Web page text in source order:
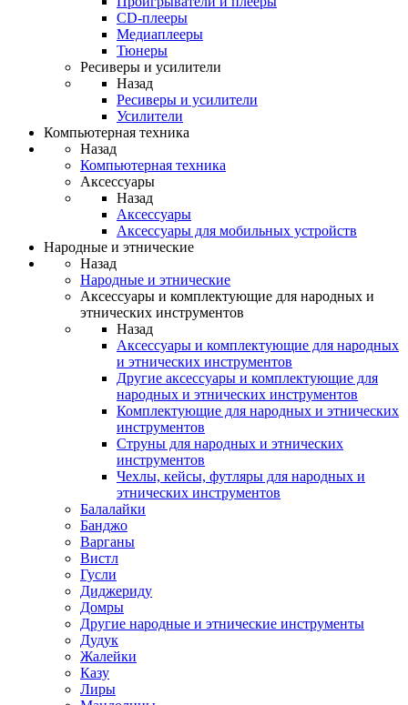
CD-плееры
Медиаплееры
Тюнеры
Ресиверы и усилители
Назад
Ресиверы и усилители
Усилители
Компьютерная техника
Назад
Компьютерная техника
Аксессуары
Назад
Аксессуары
Аксессуары для мобильных устройств
Народные и этнические
Назад
Народные и этнические
Аксессуары и комплектующие для народных и
этнических инструментов
Назад
Аксессуары и комплектующие для народных
и этнических инструментов
Другие аксессуары и комплектующие для
народных и этнических инструментов
Комплектующие для народных и этнических
инструментов
Струны для народных и этнических
инструментов
Чехлы, кейсы, футляры для народных и
этнических инструментов
Балалайки
Банджо
Варганы
Вистл
Гусли
Диджериду
Домры
Другие народные и этнические инструменты
Дудук
Жалейки
Казу
Лиры